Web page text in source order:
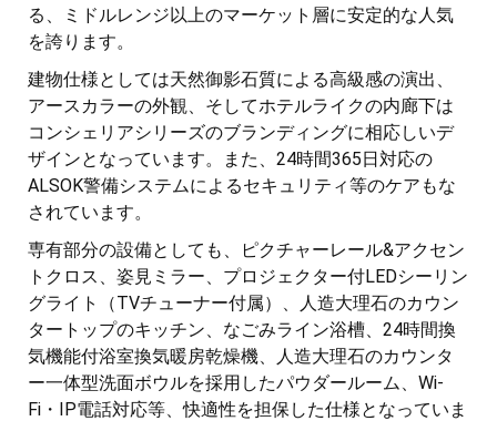
る、ミドルレンジ以上のマーケット層に安定的な人気
を誇ります。
建物仕様としては天然御影石質による高級感の演出、
アースカラーの外観、そしてホテルライクの内廊下は
コンシェリアシリーズのブランディングに相応しいデ
ザインとなっています。また、24時間365日対応の
ALSOK警備システムによるセキュリティ等のケアもな
されています。
専有部分の設備としても、ピクチャーレール&アクセン
トクロス、姿見ミラー、プロジェクター付LEDシーリン
グライト（TVチューナー付属）、人造大理石のカウン
タートップのキッチン、なごみライン浴槽、24時間換
気機能付浴室換気暖房乾燥機、人造大理石のカウンタ
ー一体型洗面ボウルを採用したパウダールーム、Wi-
Fi・IP電話対応等、快適性を担保した仕様となっていま